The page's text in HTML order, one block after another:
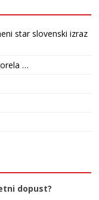
star slovenski izraz
…
dopust?